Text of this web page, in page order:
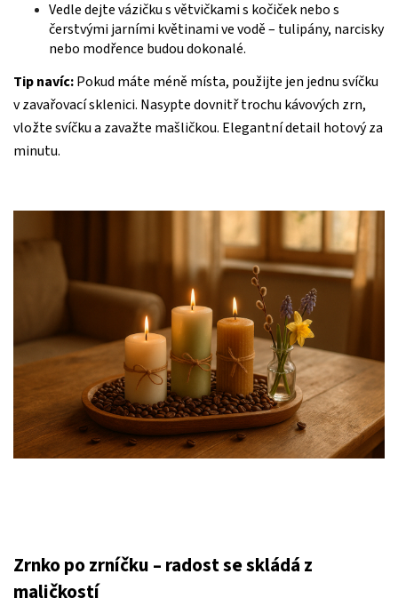
Vedle dejte vázičku s větvičkami s kočiček nebo s
čerstvými jarními květinami ve vodě – tulipány, narcisky
nebo modřence budou dokonalé.
Tip navíc:Pokud máte méně místa, použijte jen jednu svíčku
v zavařovací sklenici. Nasypte dovnitř trochu kávových zrn,
vložte svíčku a zavažte mašličkou. Elegantní detail hotový za
minutu.
Zrnko po zrníčku – radost se skládá z
maličkostí